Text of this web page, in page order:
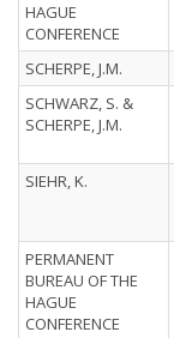
HAGUE
CONFERENCE
SCHERPE, J.M.
SCHWARZ, S. &
SCHERPE, J.M.
SIEHR, K.
PERMANENT
BUREAU OF THE
HAGUE
CONFERENCE